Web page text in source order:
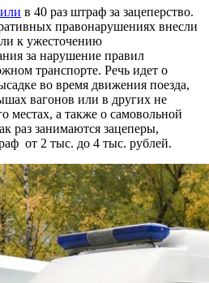
в 40 раз штраф за зацеперство.
правонарушениях внесли
к ужесточению
за нарушение правил
транспорте. Речь идет о
во время движения поезда,
вагонов или в других не
местах, а также о самовольной
раз занимаются зацеперы,
от 2 тыс. до 4 тыс. рублей.